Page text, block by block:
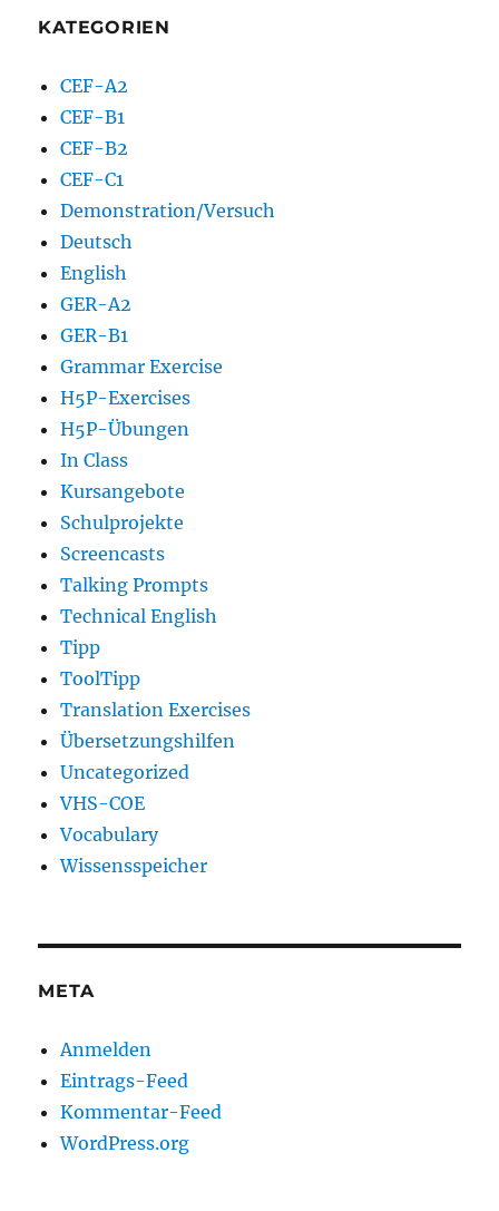
KATEGORIEN
CEF-A2
CEF-B1
CEF-B2
CEF-C1
Demonstration/Versuch
Deutsch
English
GER-A2
GER-B1
Grammar Exercise
H5P-Exercises
H5P-Übungen
In Class
Kursangebote
Schulprojekte
Screencasts
Talking Prompts
Technical English
Tipp
ToolTipp
Translation Exercises
Übersetzungshilfen
Uncategorized
VHS-COE
Vocabulary
Wissensspeicher
META
Anmelden
Eintrags-Feed
Kommentar-Feed
WordPress.org